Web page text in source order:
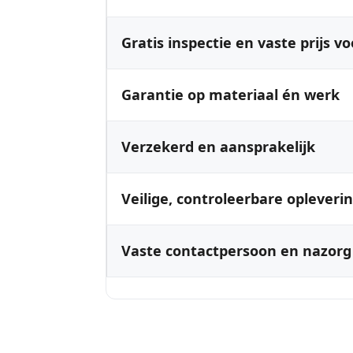
Gratis inspectie en vaste prijs
Garantie op materiaal én werk
Verzekerd en aansprakelijk
Veilige, controleerbare
Vaste contactpersoon en nazorg